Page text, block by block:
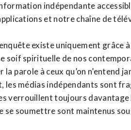
indépendante
et notrechaîne de
existe uniquement grâce
soif spirituelle de nos
la parole à ceux qu’on n’entend
les médias indépendants sont
verrouillent toujours davantage
soumettre sont maintenus